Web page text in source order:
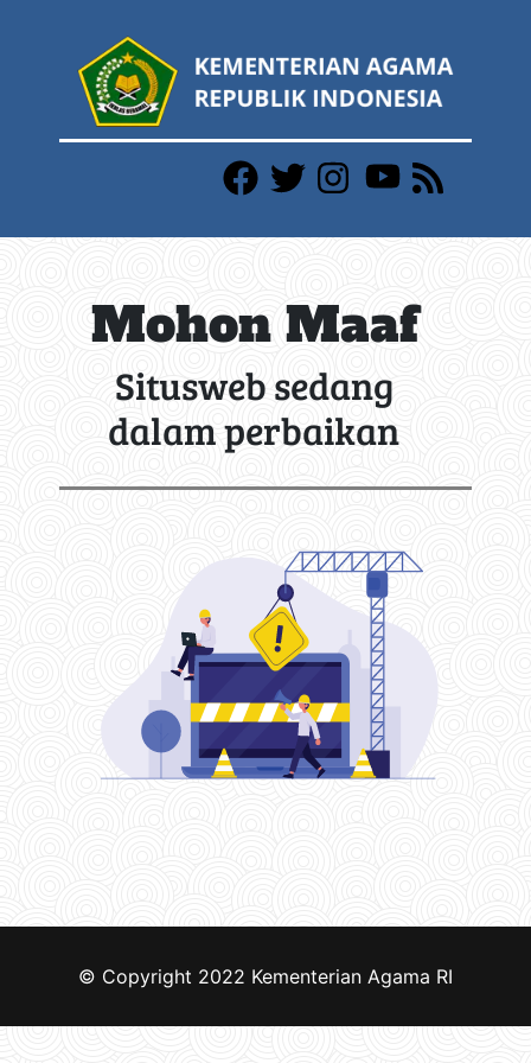
Mohon Maaf
Situsweb sedang
dalam perbaikan
© Copyright 2022 Kementerian Agama RI